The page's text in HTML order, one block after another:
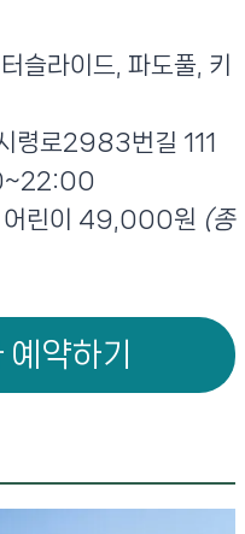
슬라이드, 파도풀, 키
령로2983번길 111
린이 49,000원 (종
약하기